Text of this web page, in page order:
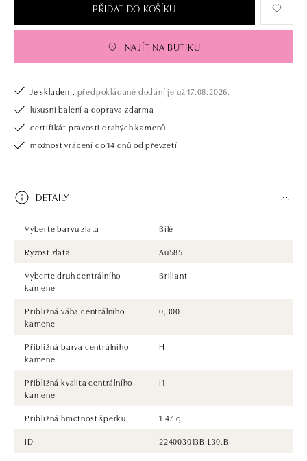
PŘIDAT DO KOŠÍKU
NAJÍT NA BUTIKU
Je skladem, předpokládané dodání je už 17.08.2026.
luxusní balení a doprava zdarma
certifikát pravosti drahých kamenů
možnost vrácení do 14 dnů od převzetí
DETAILY
Vyberte barvu zlata
Bílé
Ryzost zlata
Au585
Vyberte druh centrálního
kamene
Briliant
Přibližná váha centrálního
kamene
0,300
Přibližná barva centrálního
kamene
H
Přibližná kvalita centrálního
kamene
I1
Přibližná hmotnost šperku
1.47 g
ID
224003013B.L30.B